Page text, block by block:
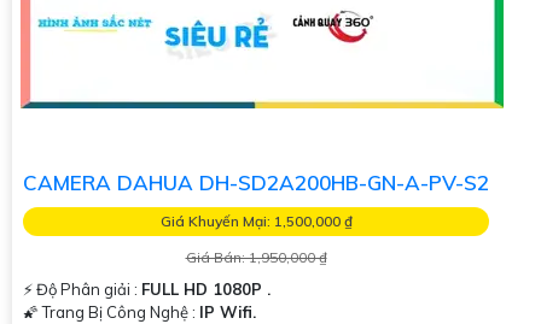
CAMERA DAHUA DH-SD2A200HB-GN-A-PV-S2
Giá Khuyến Mại: 1,500,000 ₫
Giá Bán: 1,950,000 ₫
️⚡ Độ Phân giải : FULL HD 1080P .
🌠 Trang Bị Công Nghệ : IP Wifi.